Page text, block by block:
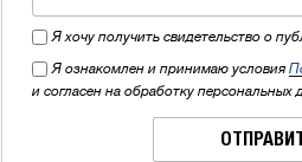
Я хочу получить свидетельство о
Я ознакомлен и принимаю условия
и согласен на обработку персональных